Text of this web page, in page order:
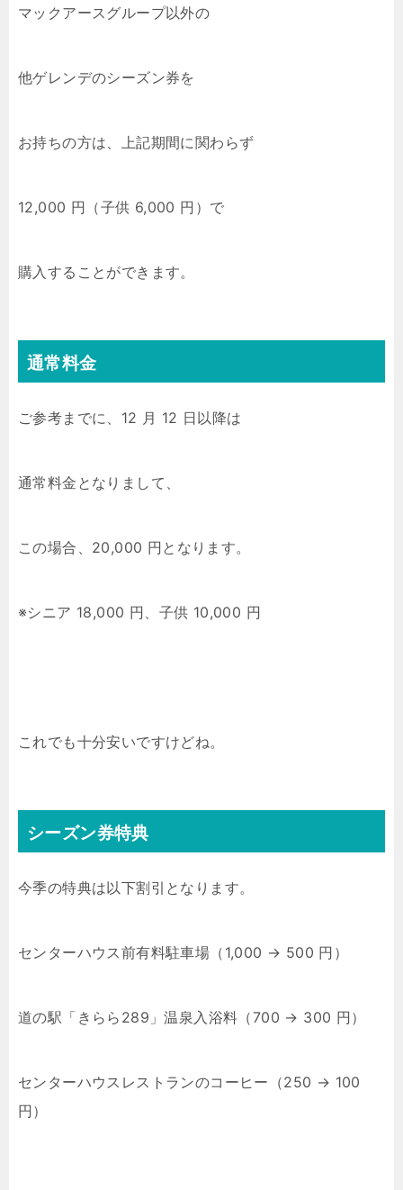
マックアースグループ以外の
他ゲレンデのシーズン券を
お持ちの方は、上記期間に関わらず
12,000 円（子供 6,000 円）で
購入することができます。
通常料金
ご参考までに、12 月 12 日以降は
通常料金となりまして、
この場合、20,000 円となります。
※シニア 18,000 円、子供 10,000 円
これでも十分安いですけどね。
シーズン券特典
今季の特典は以下割引となります。
センターハウス前有料駐車場（1,000 → 500 円）
道の駅「きらら289」温泉入浴料（700 → 300 円）
センターハウスレストランのコーヒー（250 → 100
円）